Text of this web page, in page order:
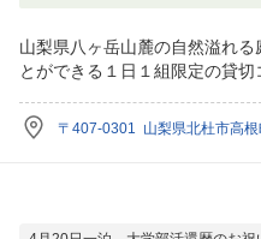
山梨県八ヶ岳山麓の自然溢れ
とができる１日１組限定の貸切
〒407-0301 山梨県北杜市高